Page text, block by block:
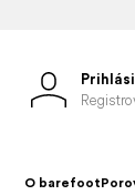
O barefoot